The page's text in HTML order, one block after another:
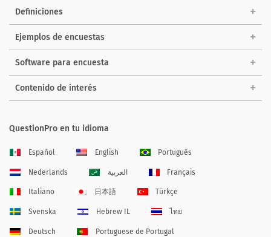
Definiciones
Ejemplos de encuestas
Software para encuesta
Contenido de interés
QuestionPro en tu idioma
Español English Português
Nederlands العربية Français
Italiano 日本語 Türkçe
Svenska Hebrew IL ไทย
Deutsch Portuguese de Portugal